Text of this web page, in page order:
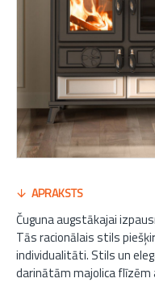
APRAKSTS
Čuguna augstākajai
Tās racionālais stils
individualitāti. Stils un
darinātām majolica